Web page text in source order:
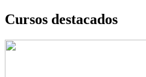
Cursos destacados